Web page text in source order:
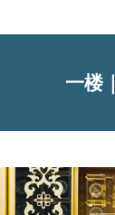
一楼｜